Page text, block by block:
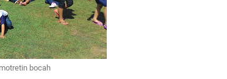
bocah